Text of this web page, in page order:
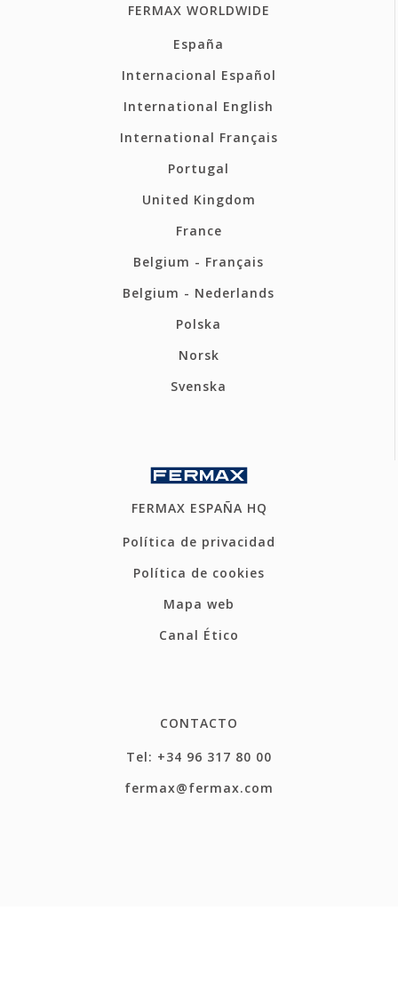
FERMAX WORLDWIDE
España
Internacional Español
International English
International Français
Portugal
United Kingdom
France
Belgium - Français
Belgium - Nederlands
Polska
Norsk
Svenska
FERMAX ESPAÑA HQ
Política de privacidad
Política de cookies
Mapa web
Canal Ético
CONTACTO
Tel: +34 96 317 80 00
fermax@fermax.com